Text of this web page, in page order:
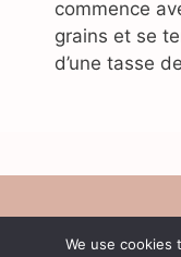
commence
grains et se
d’une tasse
We use